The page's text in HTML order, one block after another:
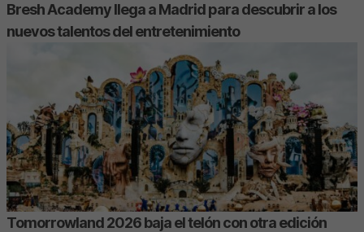
Bresh Academy llega a Madrid para descubrir a los
nuevos talentos del entretenimiento
Tomorrowland 2026 baja el telón con otra edición